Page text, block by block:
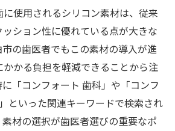
使用されるシリコン素材は、従来
ション性に優れている点が大きな
の歯医者でもこの素材の導入が進
かる負担を軽減できることから注
「コンフォート 歯科」や「コンフ
といった関連キーワードで検索され
材の選択が歯医者選びの重要なポ